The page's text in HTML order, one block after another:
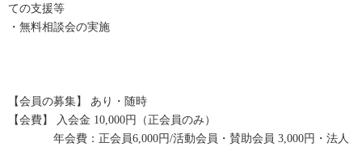
ての支援等
・無料相談会の実施
【会員の募集】 あり・随時
【会費】 入会金 10,000円（正会員のみ）
年会費：正会員6,000円/活動会員・賛助会員 3,000円・法人